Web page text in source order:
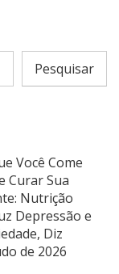
Pesquisar
Você Come
Curar Sua
Nutrição
Depressão e
Diz
de 2026